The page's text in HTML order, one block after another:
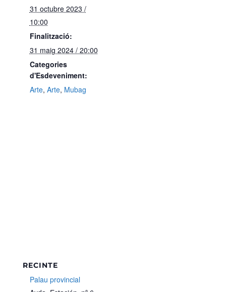
31 octubre 2023 /
10:00
Finalització:
31 maig 2024 / 20:00
Categories
d'Esdeveniment:
Arte, Arte, Mubag
RECINTE
Palau provincial